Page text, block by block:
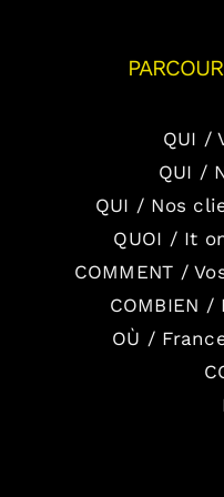
QUI /
QUI /
QUI / Nos
QUOI / It
COMMENT /
COMBIEN
OÙ /